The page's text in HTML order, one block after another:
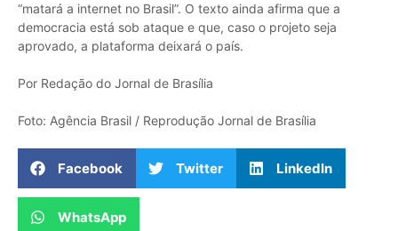
“matará a internet no Brasil”. O texto ainda afirma que a
democracia está sob ataque e que, caso o projeto seja
aprovado, a plataforma deixará o país.
Por Redação do Jornal de Brasília
Foto: Agência Brasil / Reprodução Jornal de Brasília
Facebook Twitter LinkedIn
WhatsApp